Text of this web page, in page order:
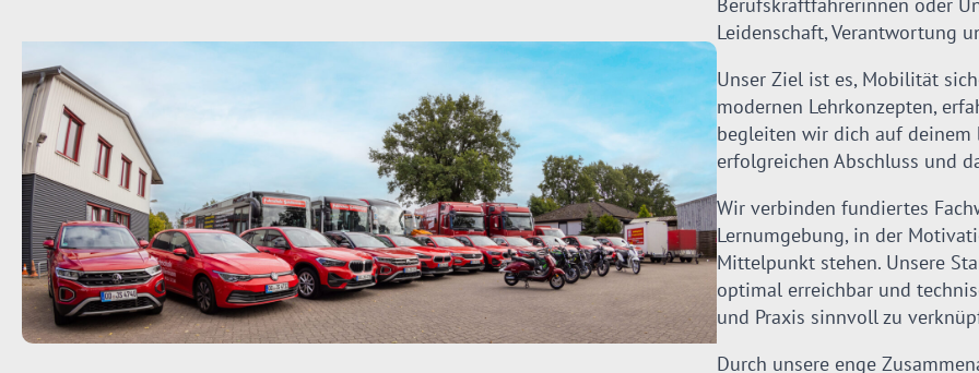
Berufskraftfahrerinnen oder
Leidenschaft, Verantwortung
Unser Ziel ist es, Mobilität
modernen Lehrkonzepten,
begleiten wir dich auf deinem
erfolgreichen Abschluss und
Wir verbinden fundiertes
Lernumgebung, in der
Mittelpunkt stehen. Unsere
optimal erreichbar und
und Praxis sinnvoll zu
Durch unsere enge